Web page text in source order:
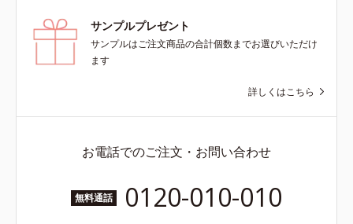
サンプルプレゼント
サンプルはご注文商品の合計個数までお選びいただけ
ます
詳しくはこちら
お電話でのご注文・お問い合わせ
無料通話 0120-010-010